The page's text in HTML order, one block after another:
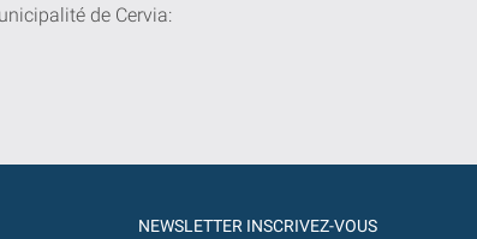
de Cervia:
NEWSLETTER INSCRIVEZ-VOUS